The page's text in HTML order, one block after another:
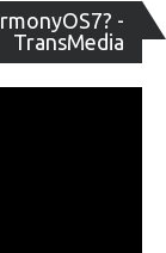
-
TransMedia
de